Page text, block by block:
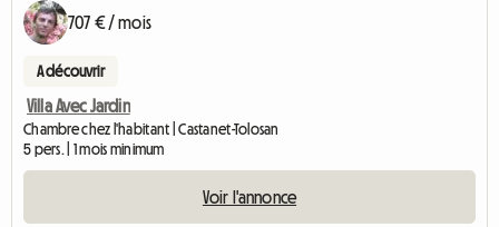
707 € / mois
A découvrir
Villa Avec Jardin
Chambre chez l'habitant | Castanet-Tolosan
5 pers. | 1 mois minimum
Voir l'annonce